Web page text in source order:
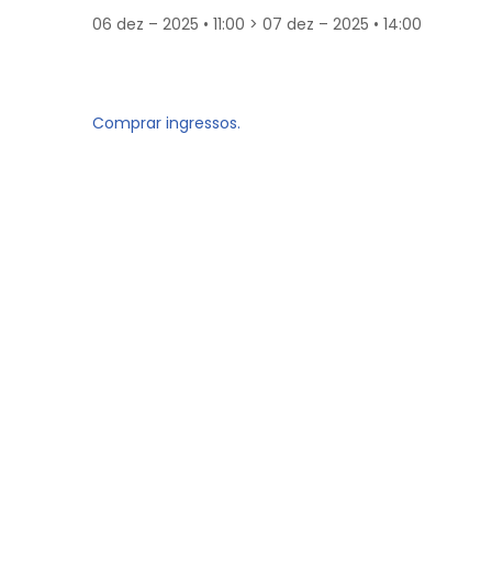
06 dez – 2025 • 11:00 > 07 dez – 2025 • 14:00
Comprar ingressos.